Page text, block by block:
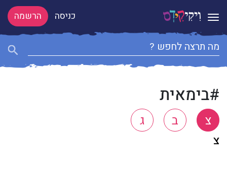
Toggle navigation כניסה הרשמה
#בימאית
צ ב ג
צ